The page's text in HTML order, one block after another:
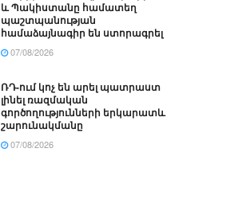
և Պակիստանը համատեղ
պաշտպանության
համաձայնագիր են ստորագրել
07/08/2026
ՌԴ-ում կոչ են արել պատրաստ
լինել ռազմական
գործողությունների երկարատև
շարունակմանը
07/08/2026